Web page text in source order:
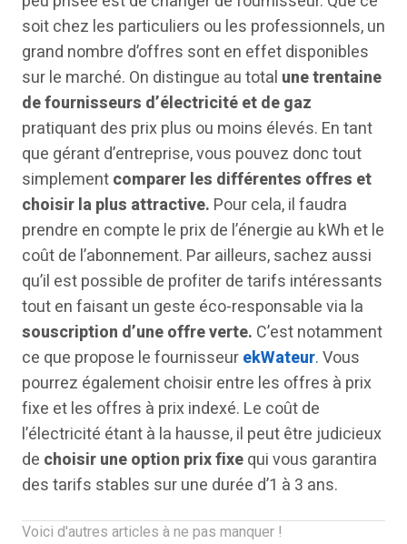
soit chez les particuliers ou les professionnels, un
grand nombre d’offres sont en effet disponibles
sur le marché. On distingue au total une trentaine
de fournisseurs d’électricité et de gaz
pratiquant des prix plus ou moins élevés. En tant
que gérant d’entreprise, vous pouvez donc tout
simplementcomparer les différentes offres et
choisir la plus attractive. Pour cela, il faudra
prendre en compte le prix de l’énergie au kWh et le
coût de l’abonnement. Par ailleurs, sachez aussi
qu’il est possible de profiter de tarifs intéressants
tout en faisant un geste éco-responsable via la
souscription d’une offre verte. C’est notamment
ce que propose le fournisseurekWateur. Vous
pourrez également choisir entre les offres à prix
fixe et les offres à prix indexé. Le coût de
l’électricité étant à la hausse, il peut être judicieux
de choisir une option prix fixequi vous garantira
des tarifs stables sur une durée d’1 à 3 ans.
Voici d'autres articles à ne pas manquer !